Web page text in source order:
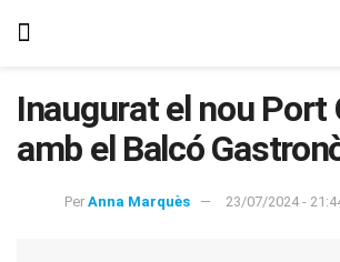
Inaugurat el nou Port
amb el Balcó
Per Anna Marquès 23/07/2024 -